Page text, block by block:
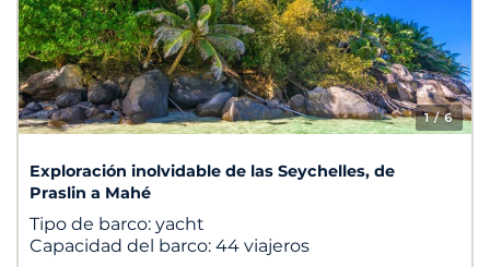
1/ 6
Exploración inolvidable de las Seychelles, de
Praslin a Mahé
Tipo de barco: yacht
Capacidad del barco: 44 viajeros